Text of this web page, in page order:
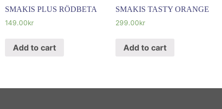
SMAKIS PLUS RÖDBETA
149.00kr
Add to cart
SMAKIS TASTY ORANGE
299.00kr
Add to cart